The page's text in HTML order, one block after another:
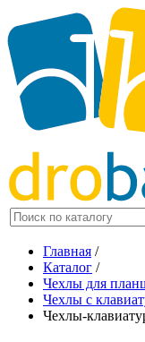
Главная /
Каталог /
Чехлы для
Чехлы с
Чехлы-